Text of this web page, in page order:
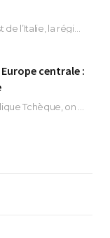
centrale :